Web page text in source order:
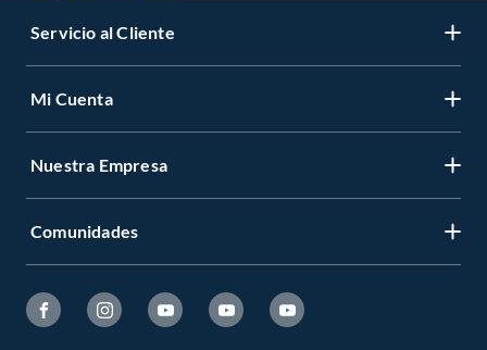
Servicio al Cliente
Mi Cuenta
Nuestra Empresa
Comunidades